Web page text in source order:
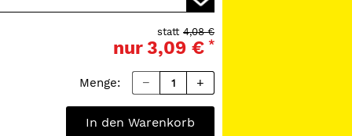
4,08 €
statt
nur 3,09 € *
Menge:
In den Warenkorb